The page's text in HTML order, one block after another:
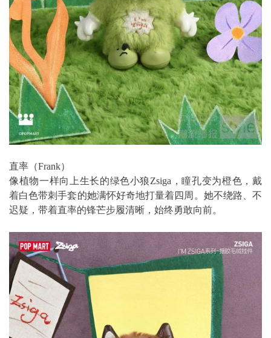
直率（Frank）
像植物一样向上生长的绿色小狼Zsiga，瞳孔变为橙色，戴
着白色带刺手套的她满怀好奇地打量着四周。她不绕路、不
迟疑，带着直率的锋芒步履清晰，始终勇敢向前。